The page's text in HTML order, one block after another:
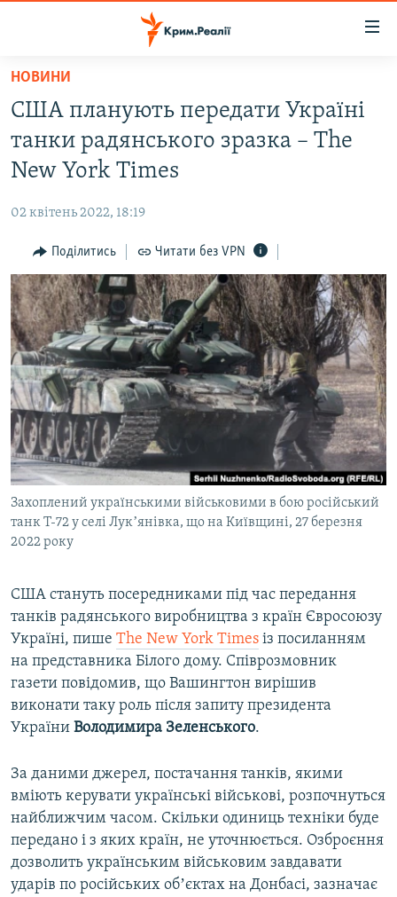
Перейти
основного
матеріалу
Перейти
до
основної
Перейти
до
пошуку
ВІДЕО ТА ФОТО
БЛОГИ
ПОГЛЯД
ІНТЕРВ'Ю
ВСЕ ЗА ДЕНЬ
СПЕЦПРОЕКТИ
ДЕПОРТАЦІЯ
ВІДЕОУРОКИ «ELIFBE»
СВІДЧЕННЯ ОКУПАЦІЇ
УКРАЇНСЬКА ПРОБЛЕМА КРИМУ
ІНФОГРАФІКА
ЯК ОБІЙТИ БЛОКУВАННЯ
Русский
Qırımtatar
ДОЛУЧАЙСЯ!
Усі сайти RFE/RL
НОВИНИ
США планують передати Україні
танки радянського зразка – The
New York Times
02 квітень 2022, 18:19
Поділитись Читати без VPN
Захоплений українськими військовими в бою російський
танк Т-72 у селі Лукʼянівка, що на Київщині, 27 березня
2022 року
США стануть посередниками під час передання
танків радянського виробництва з країн Євросоюзу
Україні, пише The New York Times із посиланням
на представника Білого дому. Співрозмовник
газети повідомив, що Вашингтон вирішив
виконати таку роль після запиту президента
України Володимира Зеленського.
За даними джерел, постачання танків, якими
вміють керувати українські військові, розпочнуться
найближчим часом. Скільки одиниць техніки буде
передано і з яких країн, не уточнюється. Озброєння
дозволить українським військовим завдавати
ударів по російських обʼєктах на Донбасі, зазначає